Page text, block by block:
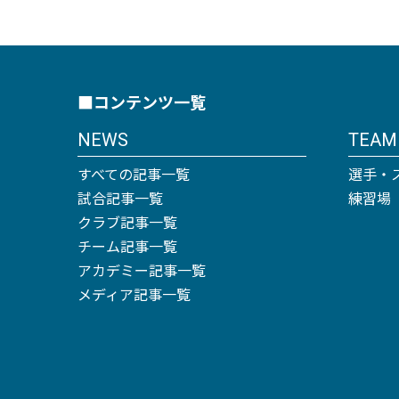
■コンテンツ一覧
NEWS
すべての記事一覧
試合記事一覧
クラブ記事一覧
チーム記事一覧
アカデミー記事一覧
メディア記事一覧
TEAM
選手・
練習場